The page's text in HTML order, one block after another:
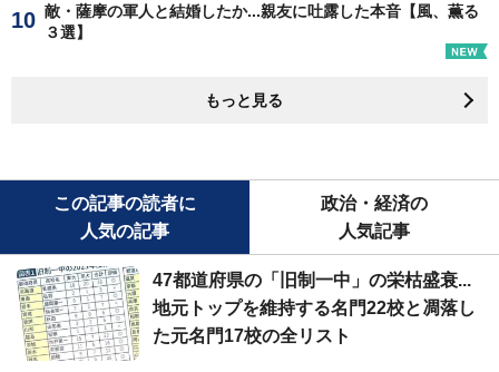
敵・薩摩の軍人と結婚したか...親友に吐露した本音【風、薫る
３選】
もっと見る
この記事の読者に
人気の記事
政治・経済の
人気記事
47都道府県の「旧制一中」の栄枯盛衰...
地元トップを維持する名門22校と凋落し
た元名門17校の全リスト